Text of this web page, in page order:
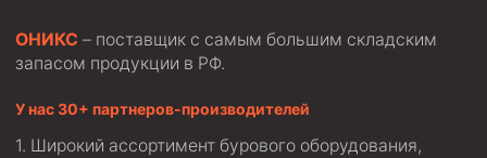
ОНИКС – поставщик с самым большим складским
запасом продукции в РФ.
У нас 30+ партнеров-производителей
Широкий ассортимент бурового оборудования,